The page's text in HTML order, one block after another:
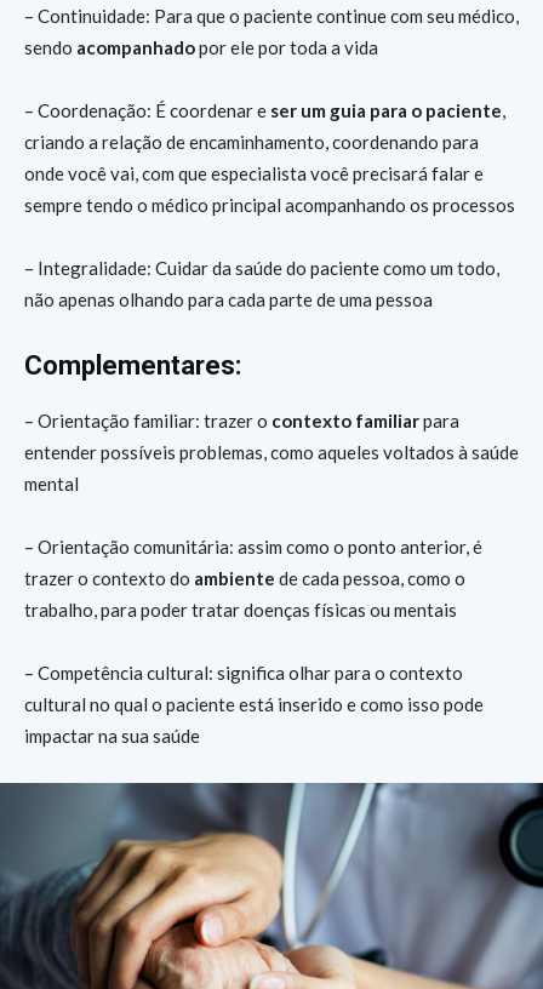
– Continuidade: Para que o paciente continue com seu médico,
sendo acompanhadopor ele por toda a vida
– Coordenação: É coordenar e ser um guia para o paciente,
criando a relação de encaminhamento, coordenando para
onde você vai, com que especialista você precisará falar e
sempre tendo o médico principal acompanhando os processos
– Integralidade: Cuidar da saúde do paciente como um todo,
não apenas olhando para cada parte de uma pessoa
Complementares:
– Orientação familiar: trazer o contexto familiarpara
entender possíveis problemas, como aqueles voltados à saúde
mental
– Orientação comunitária: assim como o ponto anterior, é
trazer o contexto do ambiente de cada pessoa, como o
trabalho, para poder tratar doenças físicas ou mentais
– Competência cultural: significa olhar para o contexto
cultural no qual o paciente está inserido e como isso pode
impactar na sua saúde